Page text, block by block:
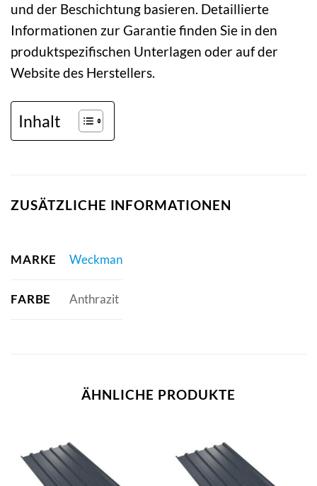
und der Beschichtung basieren. Detaillierte
Informationen zur Garantie finden Sie in den
produktspezifischen Unterlagen oder auf der
Website des Herstellers.
Inhalt
ZUSÄTZLICHE INFORMATIONEN
MARKE Weckman
FARBE Anthrazit
ÄHNLICHE PRODUKTE